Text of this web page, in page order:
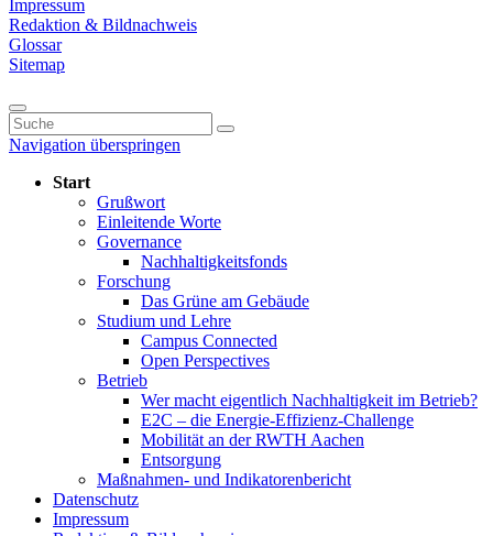
Impressum
Redaktion & Bildnachweis
Glossar
Sitemap
Navigation überspringen
Start
Grußwort
Einleitende Worte
Governance
Nachhaltigkeitsfonds
Forschung
Das Grüne am Gebäude
Studium und Lehre
Campus Connected
Open Perspectives
Betrieb
Wer macht eigentlich Nachhaltigkeit im Betrieb?
E2C – die Energie-Effizienz-Challenge
Mobilität an der RWTH Aachen
Entsorgung
Maßnahmen- und Indikatorenbericht
Datenschutz
Impressum